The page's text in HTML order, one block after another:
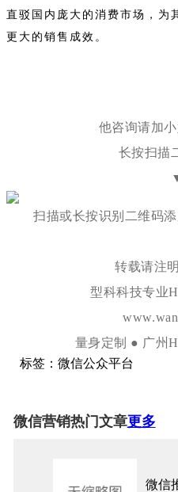
直驳国内庞大的消费市场，为
更大的销售成效。
他咨询请加
长按扫描
扫描或长按识别二维码
转载请注
型科科技专业
量身定制 ● 广州
标签：微信公众平台
微信营销热门文章更多
微信